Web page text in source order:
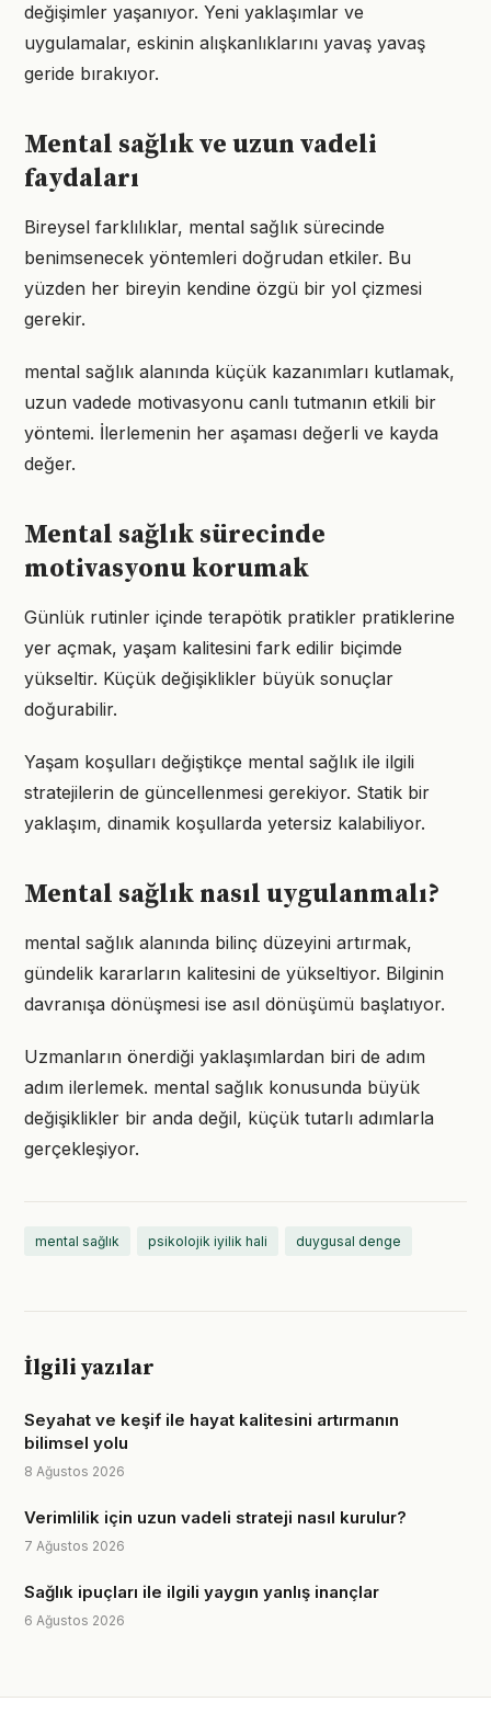
değişimler yaşanıyor. Yeni yaklaşımlar ve
uygulamalar, eskinin alışkanlıklarını yavaş yavaş
geride bırakıyor.
Mental sağlık ve uzun vadeli
faydaları
Bireysel farklılıklar, mental sağlık sürecinde
benimsenecek yöntemleri doğrudan etkiler. Bu
yüzden her bireyin kendine özgü bir yol çizmesi
gerekir.
mental sağlık alanında küçük kazanımları kutlamak,
uzun vadede motivasyonu canlı tutmanın etkili bir
yöntemi. İlerlemenin her aşaması değerli ve kayda
değer.
Mental sağlık sürecinde
motivasyonu korumak
Günlük rutinler içinde terapötik pratikler pratiklerine
yer açmak, yaşam kalitesini fark edilir biçimde
yükseltir. Küçük değişiklikler büyük sonuçlar
doğurabilir.
Yaşam koşulları değiştikçe mental sağlık ile ilgili
stratejilerin de güncellenmesi gerekiyor. Statik bir
yaklaşım, dinamik koşullarda yetersiz kalabiliyor.
Mental sağlık nasıl uygulanmalı?
mental sağlık alanında bilinç düzeyini artırmak,
gündelik kararların kalitesini de yükseltiyor. Bilginin
davranışa dönüşmesi ise asıl dönüşümü başlatıyor.
Uzmanların önerdiği yaklaşımlardan biri de adım
adım ilerlemek. mental sağlık konusunda büyük
değişiklikler bir anda değil, küçük tutarlı adımlarla
gerçekleşiyor.
mental sağlık psikolojik iyilik hali duygusal denge
İlgili yazılar
Seyahat ve keşif ile hayat kalitesini artırmanın
bilimsel yolu
8 Ağustos 2026
Verimlilik için uzun vadeli strateji nasıl kurulur?
7 Ağustos 2026
Sağlık ipuçları ile ilgili yaygın yanlış inançlar
6 Ağustos 2026